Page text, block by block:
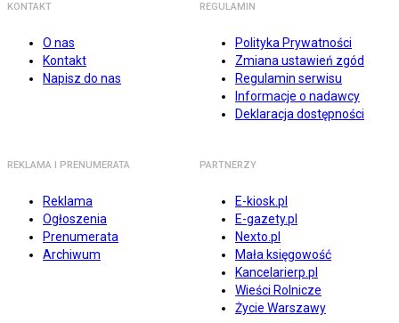
KONTAKT
O nas
Kontakt
Napisz do nas
REGULAMIN
Polityka Prywatności
Zmiana ustawień zgód
Regulamin serwisu
Informacje o nadawcy
Deklaracja dostępności
REKLAMA I PRENUMERATA
Reklama
Ogłoszenia
Prenumerata
Archiwum
PARTNERZY
E-kiosk.pl
E-gazety.pl
Nexto.pl
Mała księgowość
Kancelarierp.pl
Wieści Rolnicze
Życie Warszawy